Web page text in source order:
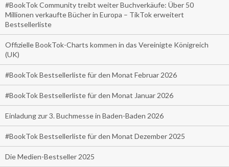
#BookTok Community treibt weiter Buchverkäufe: Über 50
Millionen verkaufte Bücher in Europa – TikTok erweitert
Bestsellerliste
Offizielle BookTok-Charts kommen in das Vereinigte Königreich
(UK)
#BookTok Bestsellerliste für den Monat Februar 2026
#BookTok Bestsellerliste für den Monat Januar 2026
Einladung zur 3. Buchmesse in Baden-Baden 2026
#BookTok Bestsellerliste für den Monat Dezember 2025
Die Medien-Bestseller 2025